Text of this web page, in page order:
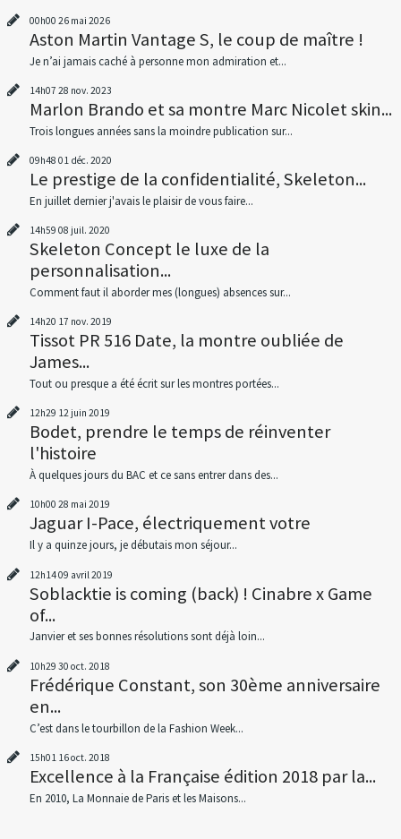
00h00 26 mai 2026
Aston Martin Vantage S, le coup de maître !
Je n’ai jamais caché à personne mon admiration et...
14h07 28 nov. 2023
Marlon Brando et sa montre Marc Nicolet skin...
Trois longues années sans la moindre publication sur...
09h48 01 déc. 2020
Le prestige de la confidentialité, Skeleton...
En juillet dernier j'avais le plaisir de vous faire...
14h59 08 juil. 2020
Skeleton Concept le luxe de la
personnalisation...
Comment faut il aborder mes (longues) absences sur...
14h20 17 nov. 2019
Tissot PR 516 Date, la montre oubliée de
James...
Tout ou presque a été écrit sur les montres portées...
12h29 12 juin 2019
Bodet, prendre le temps de réinventer
l'histoire
À quelques jours du BAC et ce sans entrer dans des...
10h00 28 mai 2019
Jaguar I-Pace, électriquement votre
Il y a quinze jours, je débutais mon séjour...
12h1409 avril 2019
Soblacktie is coming (back) ! Cinabre x Game
of...
Janvier et ses bonnes résolutions sont déjà loin...
10h29 30 oct. 2018
Frédérique Constant, son 30ème anniversaire
en...
C’est dans le tourbillon de la Fashion Week...
15h01 16oct. 2018
Excellence à la Française édition 2018 par la...
En 2010, La Monnaie de Paris et les Maisons...